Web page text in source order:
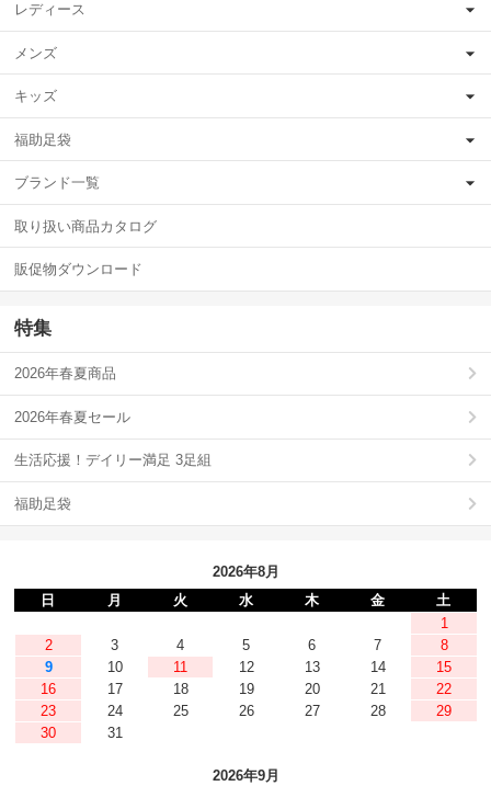
レディース
メンズ
キッズ
福助足袋
ブランド一覧
取り扱い商品カタログ
販促物ダウンロード
特集
2026年春夏商品
2026年春夏セール
生活応援！デイリー満足 3足組
福助足袋
2026年8月
日
月 火 水 木 金
土
1
2
3 4 5 6 7
8
9
10 11 12 13 14
15
16
17 18 19 20 21
22
23
24 25 26 27 28
29
30
31
2026年9月